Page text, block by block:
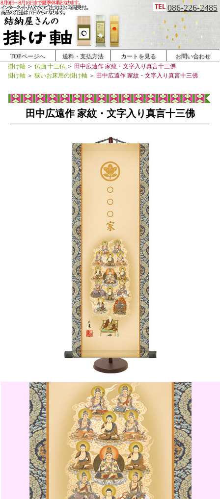
086-226-2485
TOPページへ 送料・支払方法 カートを見る
お問い合わせ
掛け軸 ＞ 仏画 十三仏 ＞ 田中広遠作 家紋・文字入り真言十三佛
掛け軸 ＞ 狭いお床用の掛け軸 ＞ 田中広遠作 家紋・文字入り真言十三佛
田中広遠作 家紋・文字入り真言十三佛